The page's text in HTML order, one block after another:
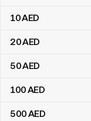
10AED
20AED
50AED
100AED
500AED